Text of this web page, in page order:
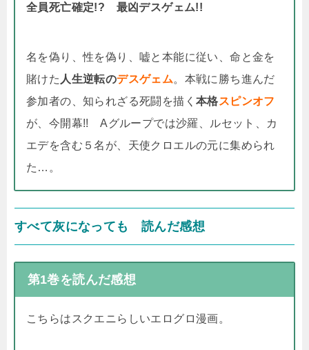
全員死亡確定!? 最凶デスゲェム!!
名を偽り、性を偽り、嘘と本能に従い、命と金を
賭けた 人生逆転のデスゲェム。本戦に勝ち進んだ
参加者の、知られざる死闘を描く 本格スピンオフ
が、今開幕!! Aグループでは沙羅、ルセット、カ
エデを含む５名が、天使クロエルの元に集められ
た…。
すべて灰になっても 読んだ感想
第1巻を読んだ感想
こちらはスクエニらしいエログロ漫画。